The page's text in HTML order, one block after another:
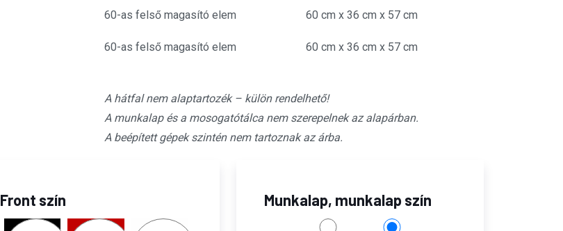
60-as felső magasító elem 60 cm x 36 cm x 57 cm
60-as felső magasító elem 60 cm x 36 cm x 57 cm
A hátfal nem alaptartozék – külön rendelhető!
A munkalap és a mosogatótálca nem szerepelnek az alapárban.
A beépített gépek szintén nem tartoznak az árba.
Front szín Munkalap, munkalap szín